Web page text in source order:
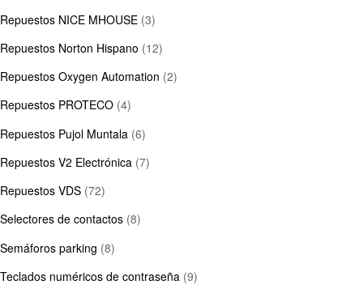
Repuestos NICE MHOUSE (3)
Repuestos Norton Hispano (12)
Repuestos Oxygen Automation (2)
Repuestos PROTECO (4)
Repuestos Pujol Muntala (6)
Repuestos V2 Electrónica (7)
Repuestos VDS (72)
Selectores de contactos (8)
Semáforos parking (8)
Teclados numéricos de contraseña (9)